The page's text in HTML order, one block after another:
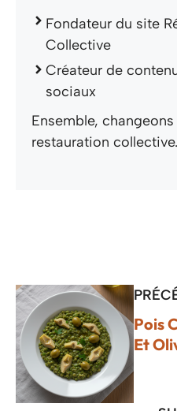
Fondateur du site
Collective
Créateur de
sociaux
Ensemble,
restauration collective.
Pois
Et